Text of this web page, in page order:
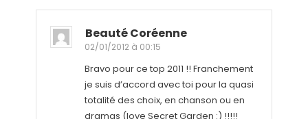
Beauté Coréenne
02/01/2012 à 00:15
Bravo pour ce top 2011 !! Franchement
je suis d’accord avec toi pour la quasi
totalité des choix, en chanson ou en
dramas (love Secret Garden :) !!!!!